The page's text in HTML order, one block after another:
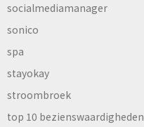
socialmediamanager
sonico
spa
stayokay
stroombroek
top 10 bezienswaardigheden